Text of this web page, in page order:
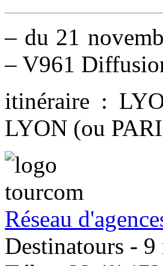
– du 21
– V961
itinéraire :
LYON (ou
Réseau
Destinatours -